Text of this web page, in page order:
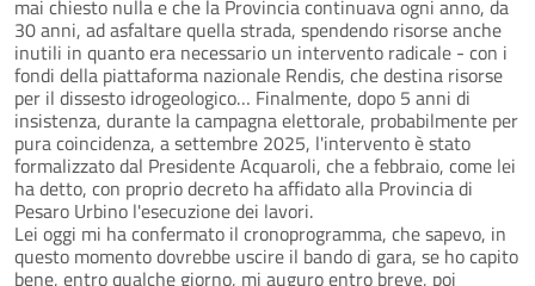
mai chiesto nulla e che la Provincia continuava ogni anno, da
30 anni, ad asfaltare quella strada, spendendo risorse anche
inutili in quanto era necessario un intervento radicale - con i
fondi della piattaforma nazionale Rendis, che destina risorse
per il dissesto idrogeologico… Finalmente, dopo 5 anni di
insistenza, durante la campagna elettorale, probabilmente per
pura coincidenza, a settembre 2025, l'intervento è stato
formalizzato dal Presidente Acquaroli, che a febbraio, come lei
ha detto, con proprio decreto ha affidato alla Provincia di
Pesaro Urbino l'esecuzione dei lavori.
Lei oggi mi ha confermato il cronoprogramma, che sapevo, in
questo momento dovrebbe uscire il bando di gara, se ho capito
bene, entro qualche giorno, mi auguro entro breve, poi